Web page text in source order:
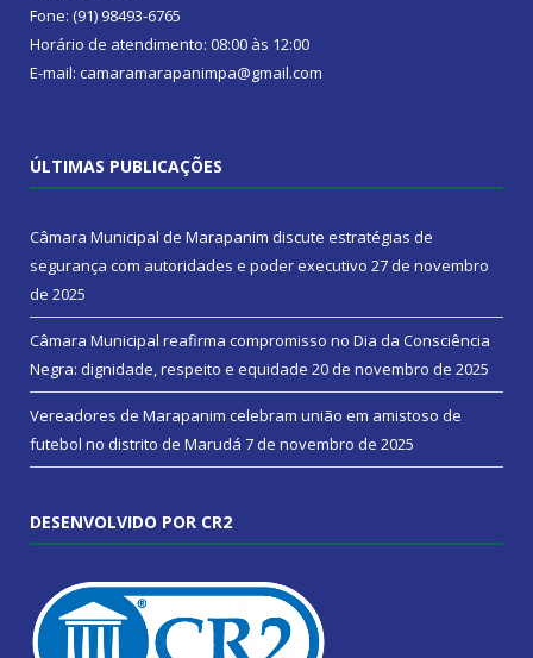
Fone: (91) 98493-6765
Horário de atendimento: 08:00 às 12:00
E-mail: camaramarapanimpa@gmail.com
ÚLTIMAS PUBLICAÇÕES
Câmara Municipal de Marapanim discute estratégias de
segurança com autoridades e poder executivo 27 de novembro
de 2025
Câmara Municipal reafirma compromisso no Dia da Consciência
Negra: dignidade, respeito e equidade 20 de novembro de 2025
Vereadores de Marapanim celebram união em amistoso de
futebol no distrito de Marudá 7 de novembro de 2025
DESENVOLVIDO POR CR2